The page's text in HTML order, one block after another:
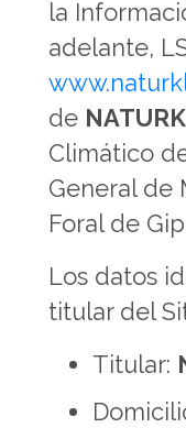
la
adelante,
de
Climático
General de
Foral de
Los datos
titular del
Titular: